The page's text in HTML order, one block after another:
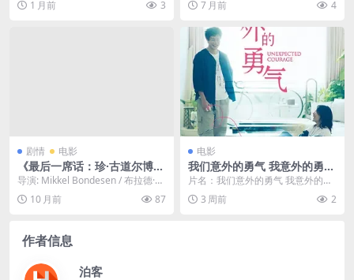
短剧 ...1 月前 3 7 月前 4
剧情 电影
《最后一席话：珍·古道尔博
士》 – 2025 – 惊悚 – 夸克网
盘/百度网盘免费下载｜ US
导演: Mikkel Bondesen / 布拉德·法
尔查克 / David F...
10 月前 87
电影
我们意外的勇气 我意外的勇气
/ Unexpected Courage
片名：我们意外的勇气 我意外的勇
气 / Unexpected Courage 分...
3 周前 2
作者信息
泊客